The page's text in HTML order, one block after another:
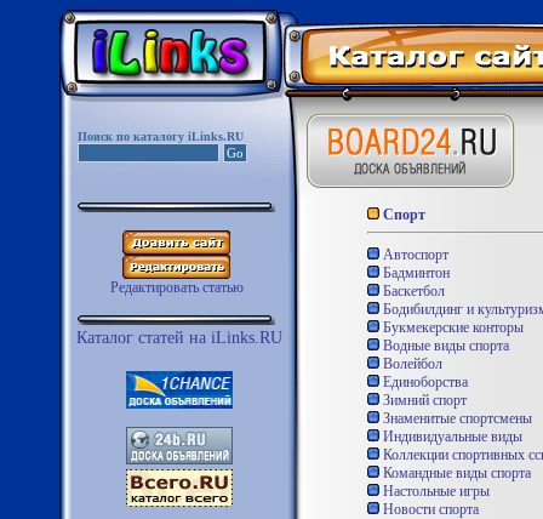
Поиск по каталогу iLinks.RU
Редактировать статью
Каталог статей на iLinks.RU
Спорт
Автоспорт
Бадминтон
Баскетбол
Бодибилдинг и
Букмекерские конторы
Водные виды спорта
Волейбол
Единоборства
Зимний спорт
Знаменитые спортсмены
Индивидуальные виды
Коллекции спортивных
Командные виды спорта
Настольные игры
Новости спорта